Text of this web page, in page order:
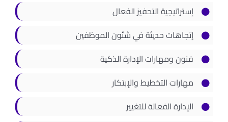
إستراتيجية التحفيز الفعال
إتجاهات حديثة في شئون الموظفين
فنون ومهارات الإدارة الذكية
مهارات التخطيط والإبتكار
الإدارة الفعالة للتغيير